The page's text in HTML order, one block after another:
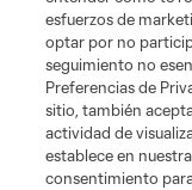
de los equipos de la
de la MLS o son usadas
desautorizado está
esfuerzos de
optar por no
seguimiento no
Preferencias de
sitio, también
actividad de
establece en
consentimiento